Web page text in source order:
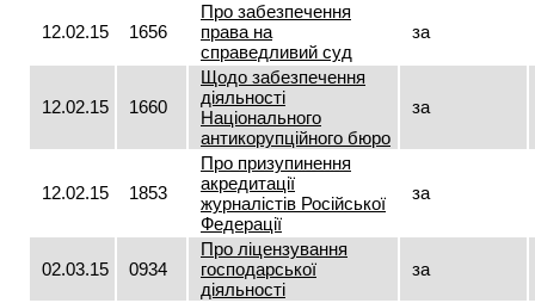
12.02.15 1656
Про забезпечення
права на
справедливий суд
за
12.02.15 1660
Щодо забезпечення
діяльності
Національного
антикорупційного бюро
за
12.02.15 1853
Про призупинення
акредитації
журналістів Російської
Федерації
за
02.03.15 0934
Про ліцензування
господарської
діяльності
за